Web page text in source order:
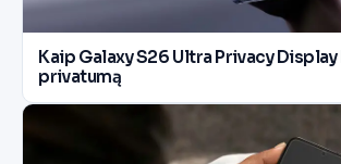
Kaip Galaxy S26 Ultra Privacy
privatumą